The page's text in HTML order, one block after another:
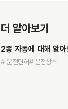
더 알아보기
2종 자동에 대해 알
# 운전면허# 운전상식